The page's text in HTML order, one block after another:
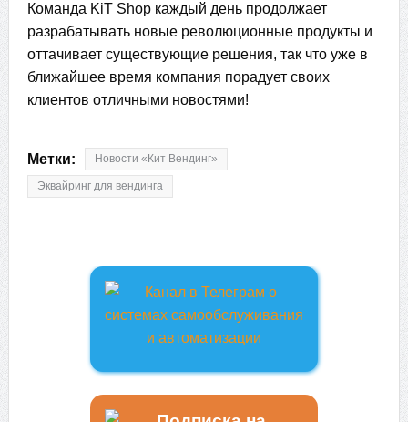
Команда KiT Shop каждый день продолжает
разрабатывать новые революционные продукты и
оттачивает существующие решения, так что уже в
ближайшее время компания порадует своих
клиентов отличными новостями!
Метки: Новости «Кит Вендинг»
Эквайринг для вендинга